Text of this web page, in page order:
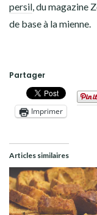
persil, du magazine
de base à la mienne.
Partager
Imprimer
Articles similaires